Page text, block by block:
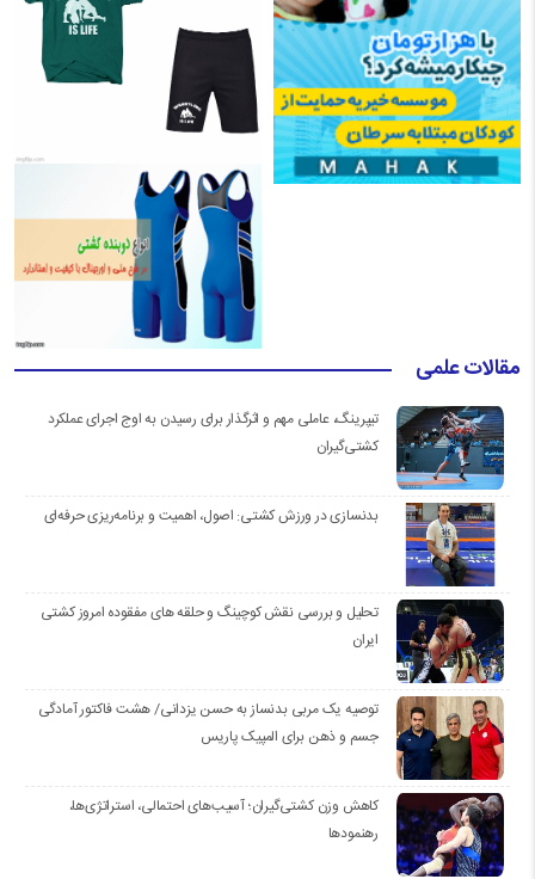
مقالات علمی
تیپرینگ، عاملی مهم و اثرگذار برای رسیدن به اوج اجرای عملکرد
کشتی‌گیران
بدنسازی در ورزش کشتی: اصول، اهمیت و برنامه‌ریزی حرفه‌ای
تحلیل و بررسی نقش کوچینگ و حلقه های مفقوده امروز کشتی
ایران
توصیه یک مربی بدنساز به حسن یزدانی/ هشت فاکتور آمادگی
جسم و ذهن برای المپیک پاریس
کاهش وزن کشتی‌گیران؛ آسیب‌های احتمالی، استراتژی‌ها،
رهنمودها